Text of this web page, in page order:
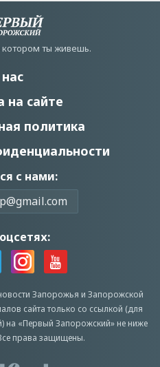
котором ты живешь.
на сайте
политика
с нами:
Запорожья и Запорожской
сайта только со ссылкой (для
на «Первый Запорожский» не ниже
права защищены.